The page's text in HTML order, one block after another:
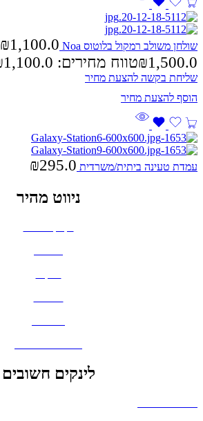
שולחן משולב רמקול בלוטוס Noa ₪1,100.0
₪1,500.0 טווח מחירים: ⁦₪1,100.0⁩ עד ⁦₪1,500.0⁩
שליחת בקשה להצעת מחיר
עמדת טעינה ביתית/משרדית ₪295.0
ניווט מהיר
לינקים חשובים